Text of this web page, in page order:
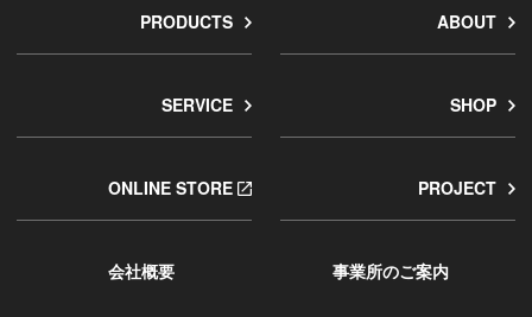
PRODUCTS ABOUT
SERVICE SHOP
ONLINE STORE PROJECT
会社概要 事業所のご案内